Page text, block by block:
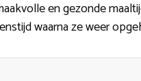
en gezonde
waarna ze weer